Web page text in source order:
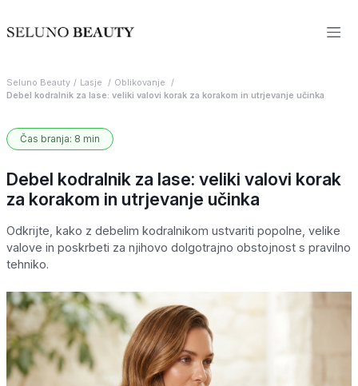
Seluno Beauty Lasje
Oblikovanje
Debel kodralnik za lase: veliki valovi korak za korakom in utrjevanje učinka
Čas branja: 8 min
Debel kodralnik za lase: veliki valovi korak
za korakom in utrjevanje učinka
Odkrijte, kako z debelim kodralnikom ustvariti popolne, velike
valove in poskrbeti za njihovo dolgotrajno obstojnost s pravilno
tehniko.